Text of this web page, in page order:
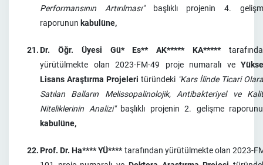
Performansının Artırılması"başlıklı projenin 4.
raporunun kabulüne,
21.Dr. Öğr. Üyesi Gü* Es** AK***** KA*****
yürütülmekte olan 2023-FM-49 proje numaralı ve
Lisans Araştırma Projeleri türündeki "Kars İlinde Ticari
Satılan Balların Melissopalinolojik, Antibakteriyel ve
Niteliklerinin Analizi"başlıklı projenin 2. gelişme
kabulüne,
22.Prof. Dr. Ha**** YÜ****tarafından yürütülmekte olan 2023-